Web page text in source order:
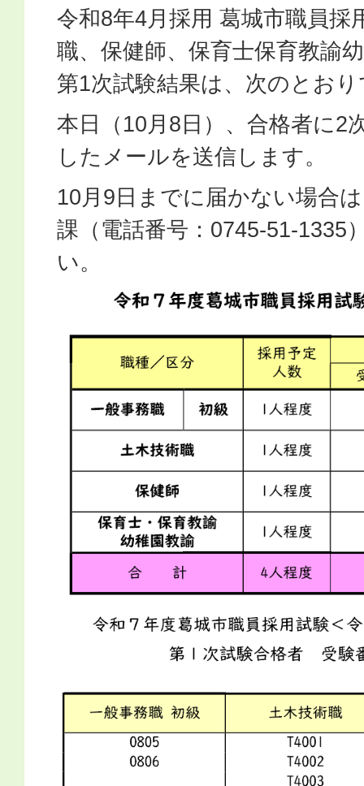
令和8年4月採用 葛城市職員採
職、保健師、保育士保育教諭
第1次試験結果は、次のとお
本日（10月8日）、合格者に2
したメールを送信します。
10月9日までに届かない場合
課（電話番号：0745-51-1335
い。